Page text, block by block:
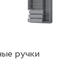
ручки